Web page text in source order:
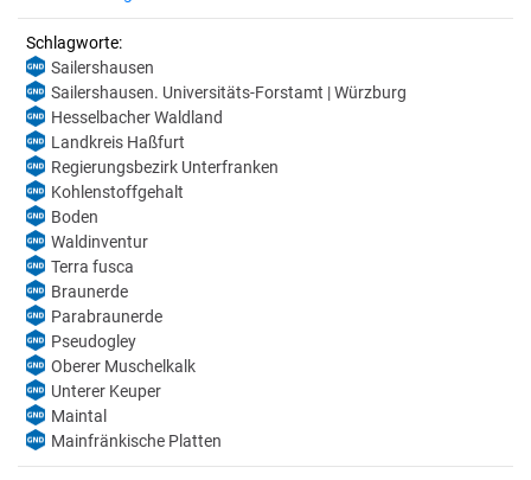
Schlagworte:
Sailershausen
Sailershausen. Universitäts-Forstamt | Würzburg
Hesselbacher Waldland
Landkreis Haßfurt
Regierungsbezirk Unterfranken
Kohlenstoffgehalt
Boden
Waldinventur
Terra fusca
Braunerde
Parabraunerde
Pseudogley
Oberer Muschelkalk
Unterer Keuper
Maintal
Mainfränkische Platten